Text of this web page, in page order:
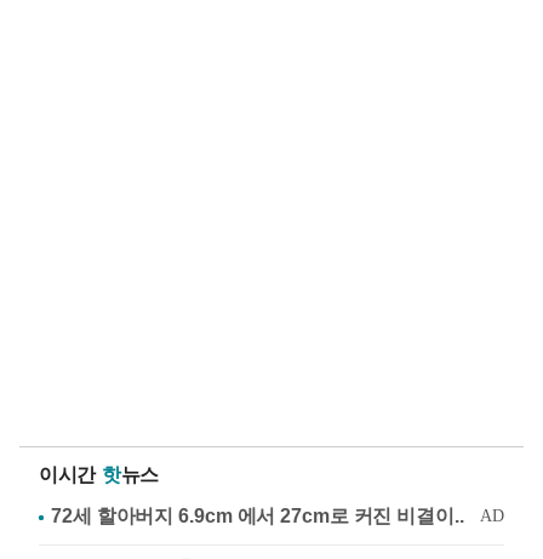
이시간 핫뉴스